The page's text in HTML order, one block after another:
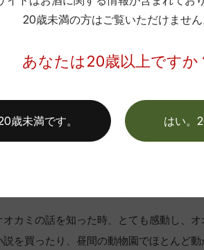
なった結果、草食動物が増え、草木は
ていた。 アメリカ国内でオオカミが絶
と公園内の野生動物の数の適正化を図
でなく、彼らの生息エリアを移動させ
鳥が集まり、水辺にはビーバーが流木
カミの話を知った時、とても感動し、
を買ったり、昼間の動物園でほとんど
20歳未満の方はご覧いただけません
あなたは20歳以上ですか
はい。
歳未満です。